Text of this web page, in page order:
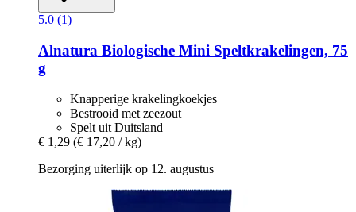
5.0 (1)
Alnatura Biologische Mini Speltkrakelingen, 75
g
Knapperige krakelingkoekjes
Bestrooid met zeezout
Spelt uit Duitsland
€ 1,29 (€ 17,20 / kg)
Bezorging uiterlijk op 12. augustus